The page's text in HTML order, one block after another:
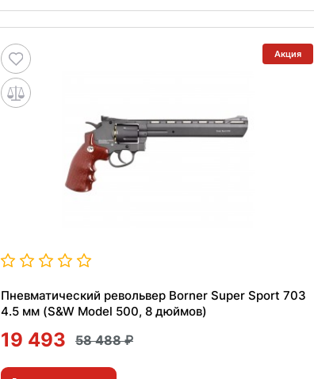
Акция
Пневматический револьвер Borner Super Sport 703
4.5 мм (S&W Model 500, 8 дюймов)
19 493 58 488